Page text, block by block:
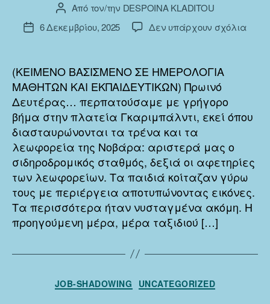
Συντάκτης
άρθρου
Από τον/την DESPOINA KLADITOU
Ημ.6 Δεκεμβρίου, 2025 Δεν υπάρχουν σχόλιαστο
(ΚΕΙΜΕΝΟ ΒΑΣΙΣΜΕΝΟ ΣΕ ΗΜΕΡΟΛΟΓΙΑ
ΜΑΘΗΤΩΝ ΚΑΙ ΕΚΠΑΙΔΕΥΤΙΚΩΝ) Πρωινό
Δευτέρας… περπατούσαμε με γρήγορο
βήμα στην πλατεία Γκαριμπάλντι, εκεί όπου
διασταυρώνονται τα τρένα και τα
λεωφορεία της Νοβάρα: αριστερά μας ο
σιδηροδρομικός σταθμός, δεξιά οι αφετηρίες
των λεωφορείων. Τα παιδιά κοίταζαν γύρω
τους με περιέργεια αποτυπώνοντας εικόνες.
Τα περισσότερα ήταν νυσταγμένα ακόμη. Η
προηγούμενη μέρα, μέρα ταξιδιού […]
Κατηγορίες
JOB-SHADOWING UNCATEGORIZED